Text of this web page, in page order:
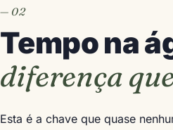
Tempo na
diferença
Esta é a chave que quase